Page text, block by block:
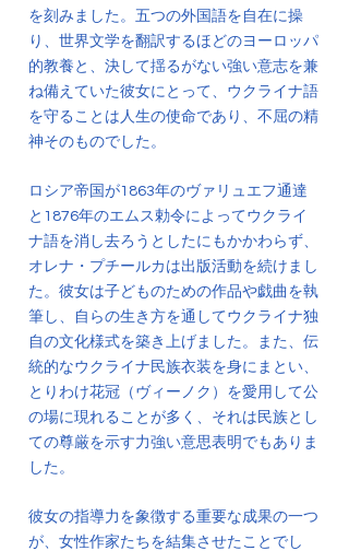
を刻みました。五つの外国語を自在に操
り、世界文学を翻訳するほどのヨーロッパ
的教養と、決して揺るがない強い意志を兼
ね備えていた彼女にとって、ウクライナ語
を守ることは人生の使命であり、不屈の精
神そのものでした。
ロシア帝国が1863年のヴァリュエフ通達
と1876年のエムス勅令によってウクライ
ナ語を消し去ろうとしたにもかかわらず、
オレナ・プチールカは出版活動を続けまし
た。彼女は子どものための作品や戯曲を執
筆し、自らの生き方を通してウクライナ独
自の文化様式を築き上げました。また、伝
統的なウクライナ民族衣装を身にまとい、
とりわけ花冠（ヴィーノク）を愛用して公
の場に現れることが多く、それは民族とし
ての尊厳を示す力強い意思表明でもありま
した。
彼女の指導力を象徴する重要な成果の一つ
が、女性作家たちを結集させたことでし